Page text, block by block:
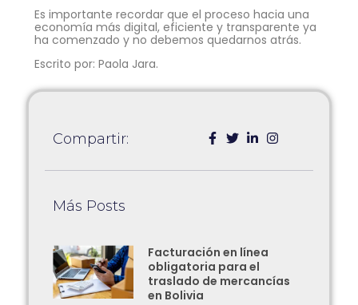
Es importante recordar que el proceso hacia una
economía más digital, eficiente y transparente ya
ha comenzado y no debemos quedarnos atrás.
Escrito por: Paola Jara.
Compartir:
Más Posts
Facturación en línea
obligatoria para el
traslado de mercancías
en Bolivia